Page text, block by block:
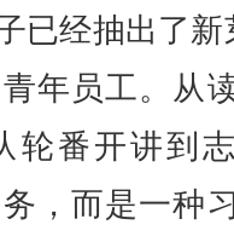
经抽出了新
年员工。从
轮番开讲到
，而是一种